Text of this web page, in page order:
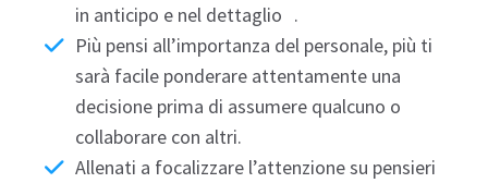
in anticipo e nel dettaglio .
Più pensi all’importanza del personale, più ti
sarà facile ponderare attentamente una
decisione prima di assumere qualcuno o
collaborare con altri.
Allenati a focalizzare l’attenzione su pensieri